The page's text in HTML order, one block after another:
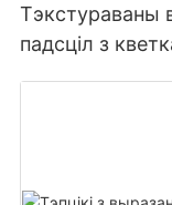
Тэкстураваны
падсціл з